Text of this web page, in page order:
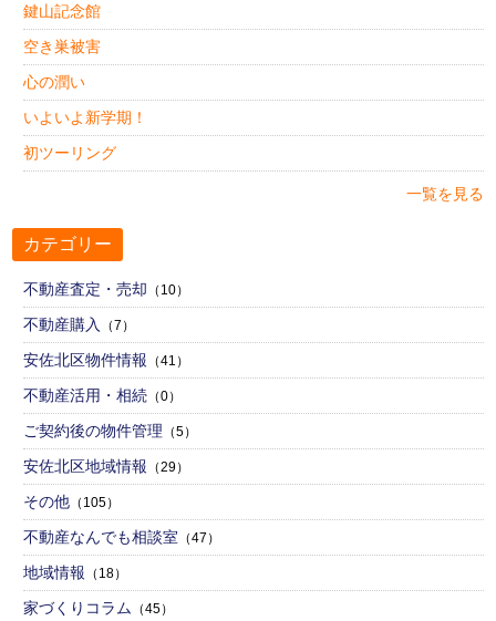
鍵山記念館
空き巣被害
心の潤い
いよいよ新学期！
初ツーリング
一覧を見る
カテゴリー
不動産査定・売却 （10）
不動産購入 （7）
安佐北区物件情報 （41）
不動産活用・相続 （0）
ご契約後の物件管理 （5）
安佐北区地域情報 （29）
その他 （105）
不動産なんでも相談室 （47）
地域情報 （18）
家づくりコラム （45）